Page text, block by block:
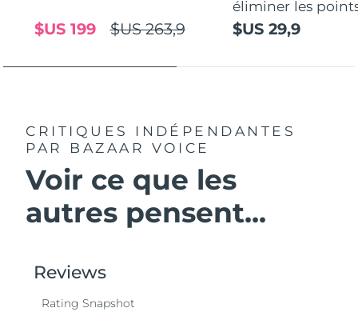
$US 263,9
$US 199
éliminer les
$US 29,9
CRITIQUES INDÉPENDANTES
PAR BAZAAR VOICE
Voir ce que les
autres pensent...